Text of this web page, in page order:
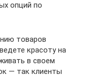
опций по
товаров
красоту на
в своем
— так клиенты